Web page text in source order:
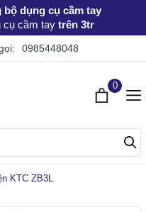
bộ dụng cụ cầm tay
cụ cầm tay trên 3tr
0985448048
0
KTC ZB3L